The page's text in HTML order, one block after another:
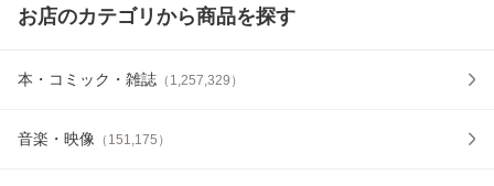
お店のカテゴリから商品を探す
本・コミック・雑誌 （ 1,257,329 ）
音楽・映像 （ 151,175 ）